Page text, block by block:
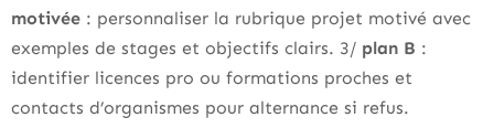
motivée : personnaliser la rubrique projet motivé avec
exemples de stages et objectifs clairs. 3/ plan B :
identifier licences pro ou formations proches et
contacts d’organismes pour alternance si refus.